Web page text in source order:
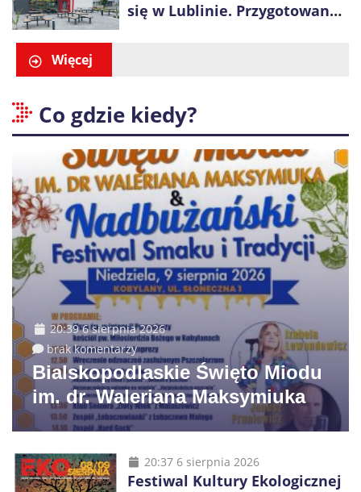
się w Lublinie. Przygotowano
Więcej
Co gdzie kiedy?
20:39 6 sierpnia 2026
brak komentarzy
Bialskopodlaskie Święto Miodu
im. dr. Waleriana Maksymiuka
20:37 6 sierpnia 2026
Festiwal Kultury Ekologicznej